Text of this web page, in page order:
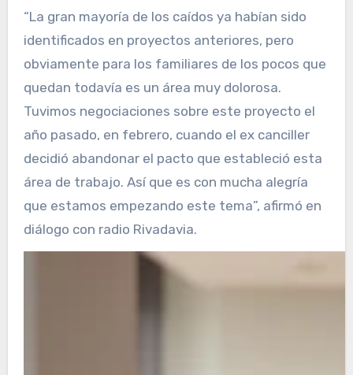
“La gran mayoría de los caídos ya habían sido
identificados en proyectos anteriores, pero
obviamente para los familiares de los pocos que
quedan todavía es un área muy dolorosa.
Tuvimos negociaciones sobre este proyecto el
año pasado, en febrero, cuando el ex canciller
decidió abandonar el pacto que estableció esta
área de trabajo. Así que es con mucha alegría
que estamos empezando este tema”, afirmó en
diálogo con radio Rivadavia.